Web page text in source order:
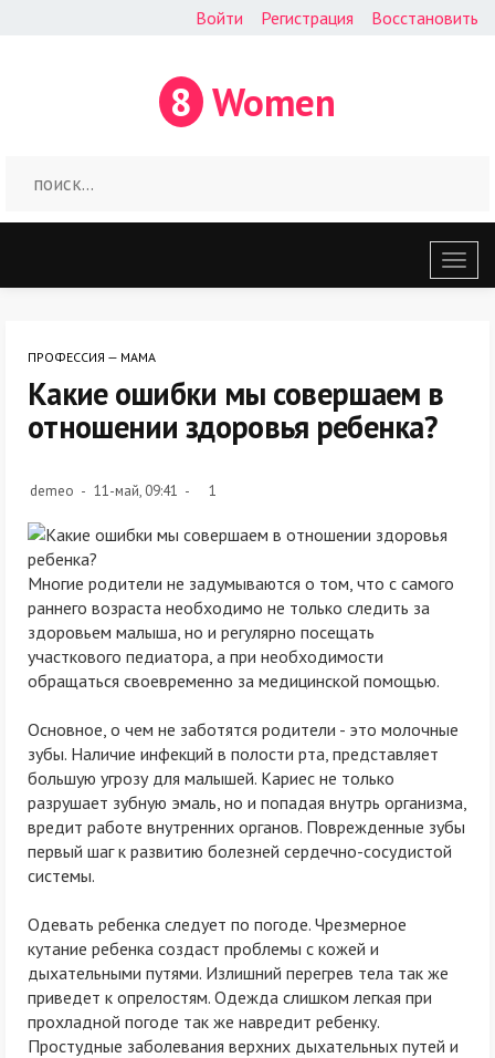
Войти Регистрация Восстановить
8 Women
меню
ПРОФЕССИЯ — МАМА
Какие ошибки мы совершаем в
отношении здоровья ребенка?
demeo 11-май, 09:41 1
Многие родители не задумываются о том, что с самого
раннего возраста необходимо не только следить за
здоровьем малыша, но и регулярно посещать
участкового педиатора, а при необходимости
обращаться своевременно за медицинской помощью.
Основное, о чем не заботятся родители - это молочные
зубы. Наличие инфекций в полости рта, представляет
большую угрозу для малышей. Кариес не только
разрушает зубную эмаль, но и попадая внутрь организма,
вредит работе внутренних органов. Поврежденные зубы
первый шаг к развитию болезней сердечно-сосудистой
системы.
Одевать ребенка следует по погоде. Чрезмерное
кутание ребенка создаст проблемы с кожей и
дыхательными путями. Излишний перегрев тела так же
приведет к опрелостям. Одежда слишком легкая при
прохладной погоде так же навредит ребенку.
Простудные заболевания верхних дыхательных путей и